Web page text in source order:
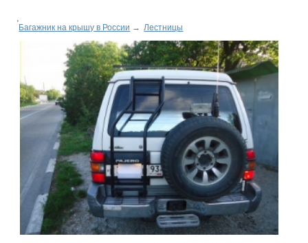
Багажник на крышу в России → Лестницы